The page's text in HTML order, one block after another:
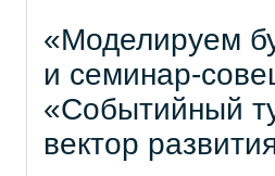
«Моделируем
и семинар-
«Событийный
вектор